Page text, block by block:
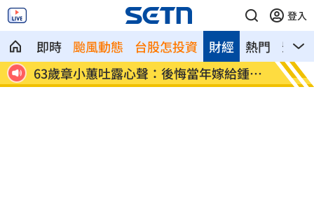
登入
即時 颱風動態 台股怎投資 熱門 影音
財經
槓
63歲章小蕙吐露心聲：後悔當年嫁給鍾鎮
濤
白海
緩